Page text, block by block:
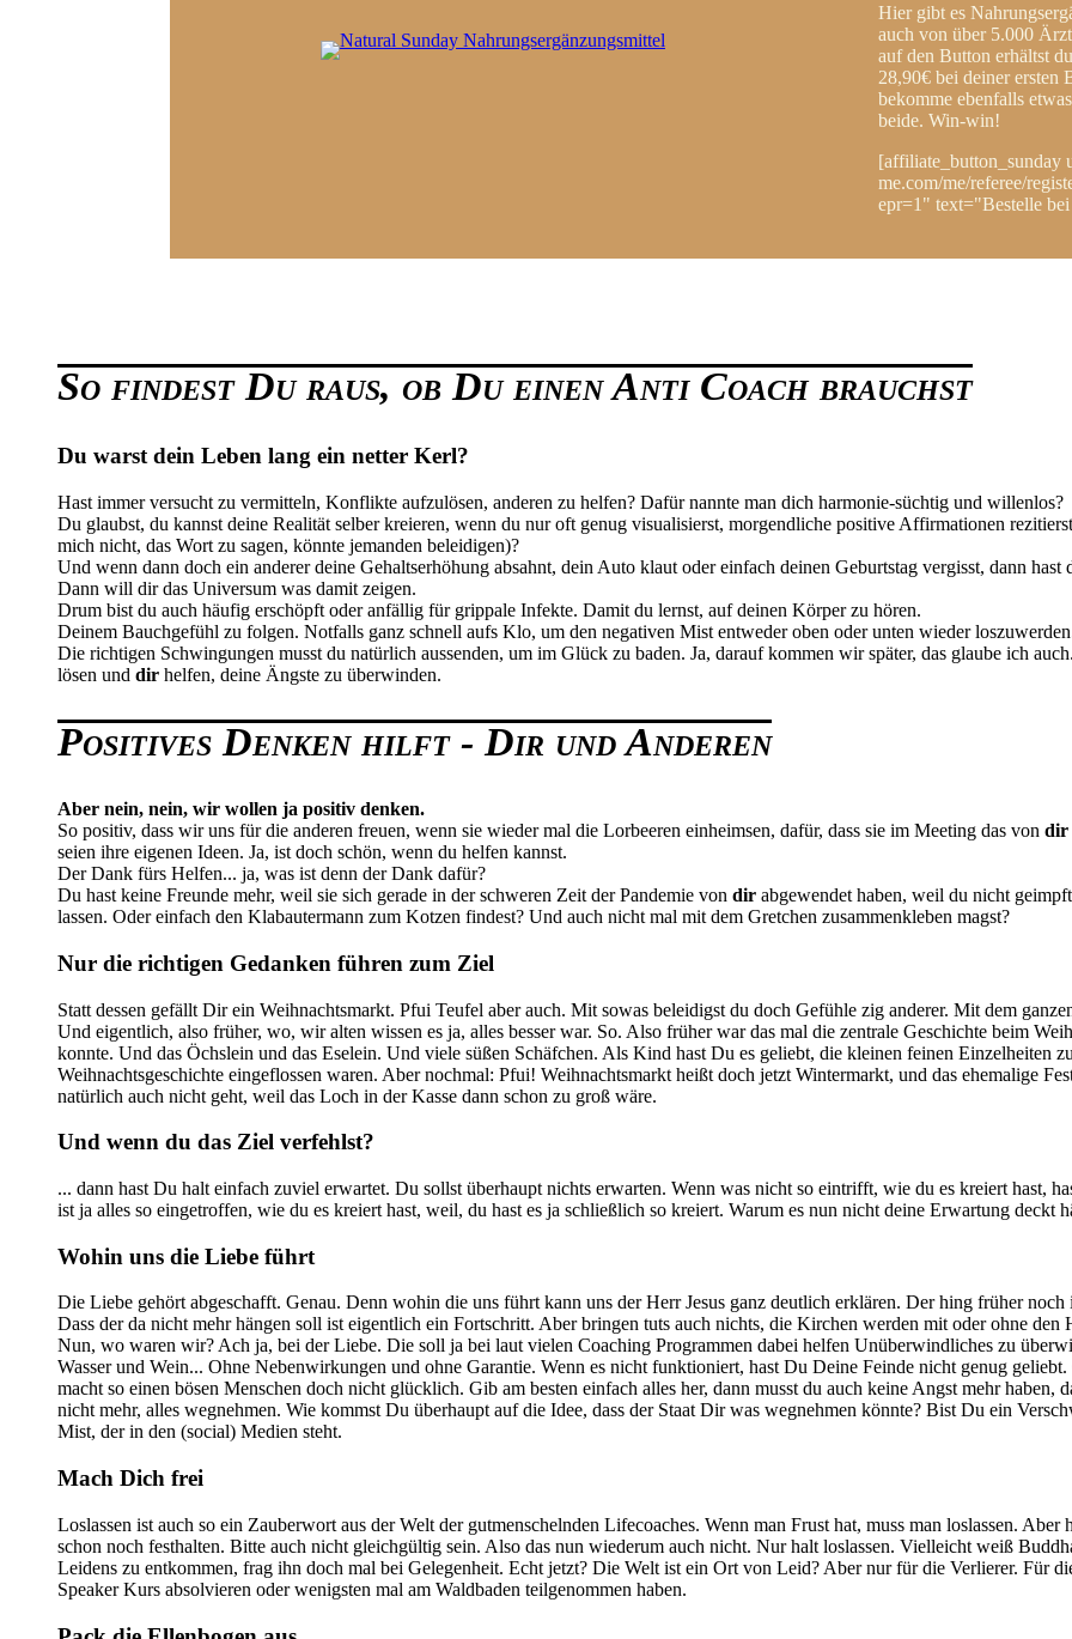
Hier gibt es
auch von über 5.000
auf den Button erhältst
28,90€ bei deiner ersten
bekomme ebenfalls
beide. Win-win!
[affiliate_button_sunday
me.com/me/referee/
epr=1" text="Bestelle
So findest Du raus, ob Du einen Anti Coach brauchst
Du warst dein Leben lang ein netter Kerl?
Hast immer versucht zu vermitteln, Konflikte aufzulösen, anderen zu helfen? Dafür nannte man dich harmonie-süchtig und willenlos?
Du glaubst, du kannst deine Realität selber kreieren, wenn du nur oft genug visualisierst, morgendliche positive Affirmationen
mich nicht, das Wort zu sagen, könnte jemanden beleidigen)?
Und wenn dann doch ein anderer deine Gehaltserhöhung absahnt, dein Auto klaut oder einfach deinen Geburtstag vergisst, dann
Dann will dir das Universum was damit zeigen.
Drum bist du auch häufig erschöpft oder anfällig für grippale Infekte. Damit du lernst, auf deinen Körper zu hören.
Deinem Bauchgefühl zu folgen. Notfalls ganz schnell aufs Klo, um den negativen Mist entweder oben oder unten wieder
Die richtigen Schwingungen musst du natürlich aussenden, um im Glück zu baden. Ja, darauf kommen wir später, das glaube ich
lösen und dir helfen, deine Ängste zu überwinden.
Positives Denken hilft - Dir und Anderen
Aber nein, nein, wir wollen ja positiv denken.
So positiv, dass wir uns für die anderen freuen, wenn sie wieder mal die Lorbeeren einheimsen, dafür, dass sie im Meeting das von dir
seien ihre eigenen Ideen. Ja, ist doch schön, wenn du helfen kannst.
Der Dank fürs Helfen... ja, was ist denn der Dank dafür?
Du hast keine Freunde mehr, weil sie sich gerade in der schweren Zeit der Pandemie von dir abgewendet haben, weil du nicht
lassen. Oder einfach den Klabautermann zum Kotzen findest? Und auch nicht mal mit dem Gretchen zusammenkleben magst?
Nur die richtigen Gedanken führen zum Ziel
Statt dessen gefällt Dir ein Weihnachtsmarkt. Pfui Teufel aber auch. Mit sowas beleidigst du doch Gefühle zig anderer. Mit dem
Und eigentlich, also früher, wo, wir alten wissen es ja, alles besser war. So. Also früher war das mal die zentrale Geschichte beim
konnte. Und das Öchslein und das Eselein. Und viele süßen Schäfchen. Als Kind hast Du es geliebt, die kleinen feinen Einzelheiten
Weihnachtsgeschichte eingeflossen waren. Aber nochmal: Pfui! Weihnachtsmarkt heißt doch jetzt Wintermarkt, und das ehemalige
natürlich auch nicht geht, weil das Loch in der Kasse dann schon zu groß wäre.
Und wenn du das Ziel verfehlst?
... dann hast Du halt einfach zuviel erwartet. Du sollst überhaupt nichts erwarten. Wenn was nicht so eintrifft, wie du es kreiert hast,
ist ja alles so eingetroffen, wie du es kreiert hast, weil, du hast es ja schließlich so kreiert. Warum es nun nicht deine Erwartung deckt
Wohin uns die Liebe führt
Die Liebe gehört abgeschafft. Genau. Denn wohin die uns führt kann uns der Herr Jesus ganz deutlich erklären. Der hing früher
Dass der da nicht mehr hängen soll ist eigentlich ein Fortschritt. Aber bringen tuts auch nichts, die Kirchen werden mit oder ohne den
Nun, wo waren wir? Ach ja, bei der Liebe. Die soll ja bei laut vielen Coaching Programmen dabei helfen Unüberwindliches zu
Wasser und Wein... Ohne Nebenwirkungen und ohne Garantie. Wenn es nicht funktioniert, hast Du Deine Feinde nicht genug
macht so einen bösen Menschen doch nicht glücklich. Gib am besten einfach alles her, dann musst du auch keine Angst mehr haben,
nicht mehr, alles wegnehmen. Wie kommst Du überhaupt auf die Idee, dass der Staat Dir was wegnehmen könnte? Bist Du ein
Mist, der in den (social) Medien steht.
Mach Dich frei
Loslassen ist auch so ein Zauberwort aus der Welt der gutmenschelnden Lifecoaches. Wenn man Frust hat, muss man loslassen.
schon noch festhalten. Bitte auch nicht gleichgültig sein. Also das nun wiederum auch nicht. Nur halt loslassen. Vielleicht weiß
Leidens zu entkommen, frag ihn doch mal bei Gelegenheit. Echt jetzt? Die Welt ist ein Ort von Leid? Aber nur für die Verlierer. Für
Speaker Kurs absolvieren oder wenigsten mal am Waldbaden teilgenommen haben.